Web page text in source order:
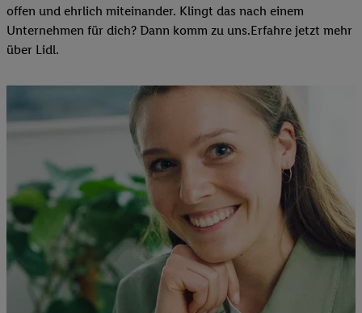
offen und ehrlich miteinander. Klingt das nach einem
Unternehmen für dich? Dann komm zu uns.​Erfahre jetzt mehr
über Lidl.